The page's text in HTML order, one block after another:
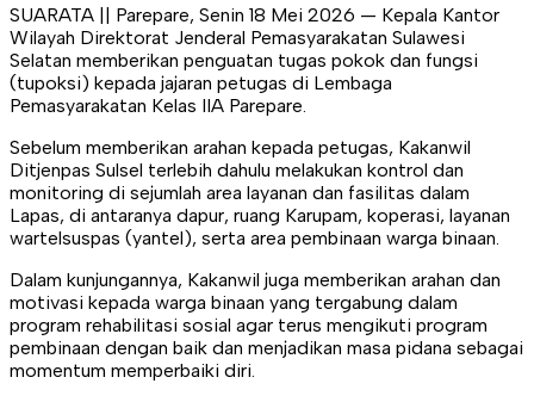
SUARATA || Parepare, Senin 18 Mei 2026 — Kepala Kantor
Wilayah Direktorat Jenderal Pemasyarakatan Sulawesi
Selatan memberikan penguatan tugas pokok dan fungsi
(tupoksi) kepada jajaran petugas di Lembaga
Pemasyarakatan Kelas IIA Parepare.
Sebelum memberikan arahan kepada petugas, Kakanwil
Ditjenpas Sulsel terlebih dahulu melakukan kontrol dan
monitoring di sejumlah area layanan dan fasilitas dalam
Lapas, di antaranya dapur, ruang Karupam, koperasi, layanan
wartelsuspas (yantel), serta area pembinaan warga binaan.
Dalam kunjungannya, Kakanwil juga memberikan arahan dan
motivasi kepada warga binaan yang tergabung dalam
program rehabilitasi sosial agar terus mengikuti program
pembinaan dengan baik dan menjadikan masa pidana sebagai
momentum memperbaiki diri.